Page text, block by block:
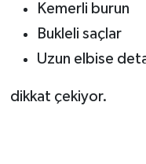
Kemerli burun
Bukleli saçlar
Uzun elbise
dikkat çekiyor.